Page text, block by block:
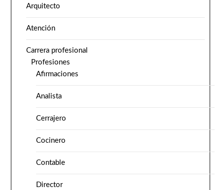
Arquitecto
Atención
Carrera profesional
Profesiones
Afirmaciones
Analista
Cerrajero
Cocinero
Contable
Director